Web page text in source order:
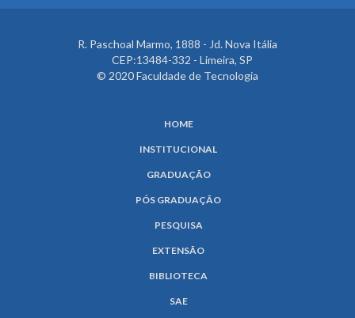
R. Paschoal Marmo, 1888 - Jd. Nova Itália
CEP:13484-332 - Limeira, SP
© 2020 Faculdade de Tecnologia
HOME
INSTITUCIONAL
GRADUAÇÃO
PÓS GRADUAÇÃO
PESQUISA
EXTENSÃO
BIBLIOTECA
SAE